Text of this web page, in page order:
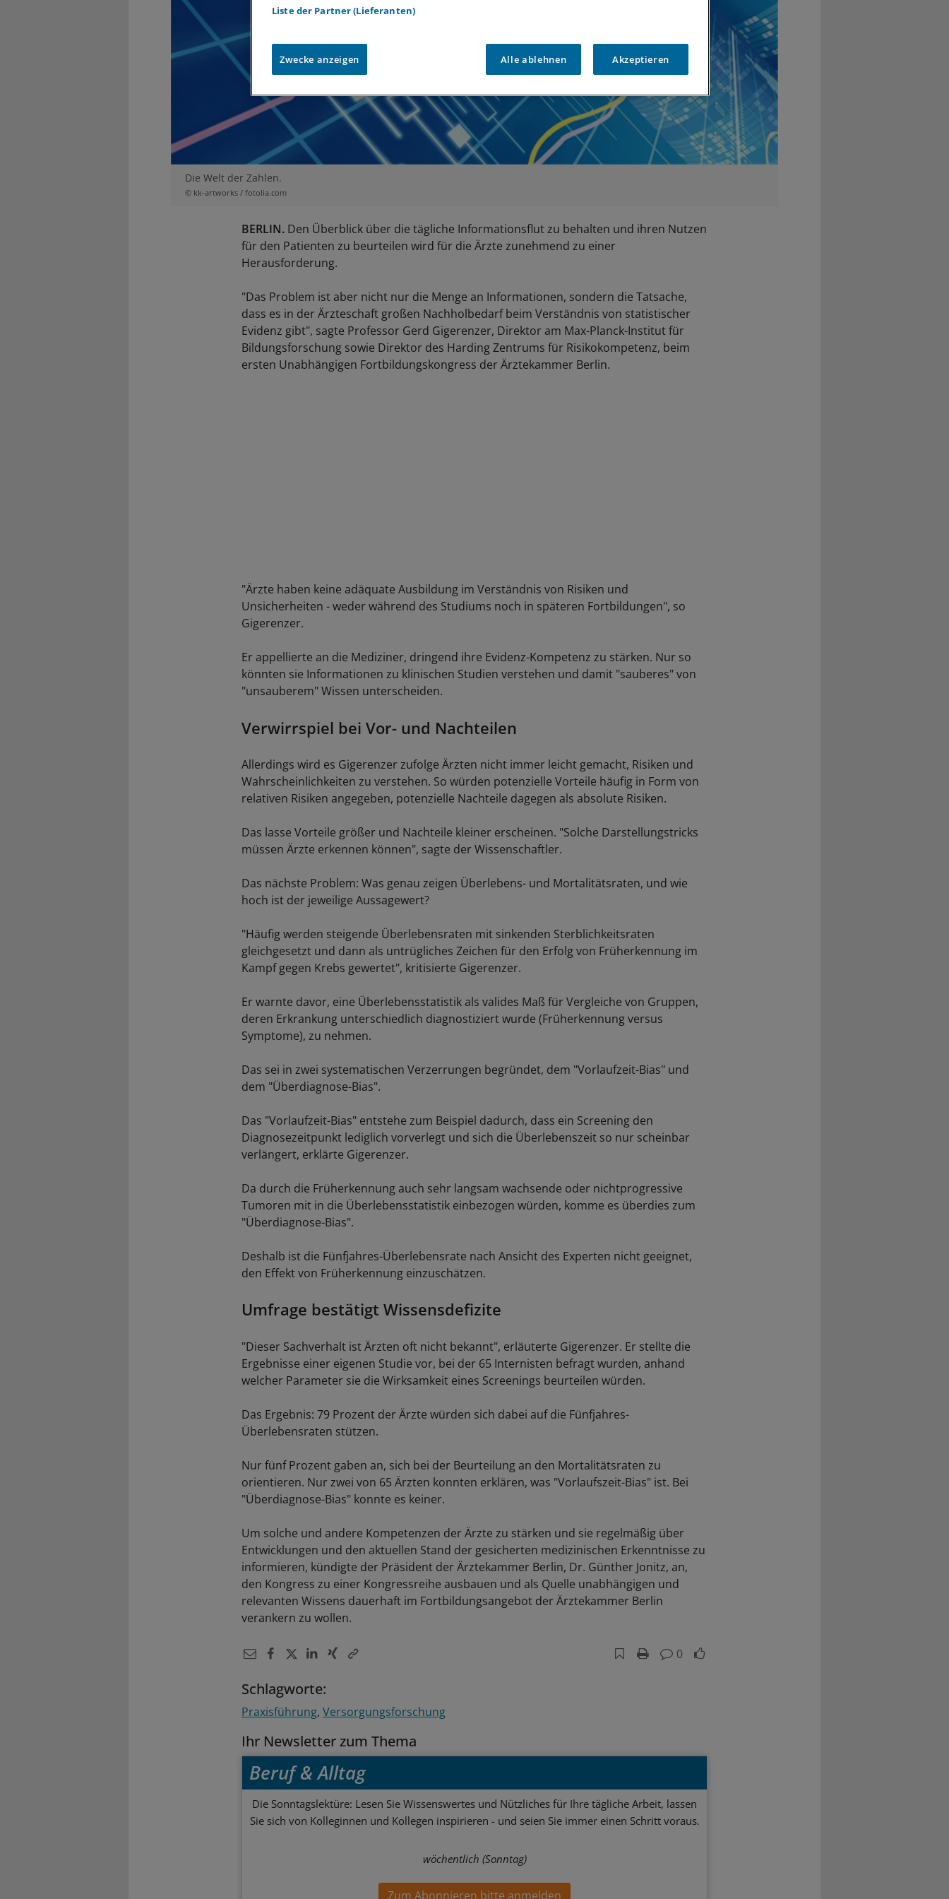
Die Welt der Zahlen.
© kk-artworks / fotolia.com
BERLIN. Den Überblick über die tägliche Informationsflut zu behalten und ihren Nutzen
für den Patienten zu beurteilen wird für die Ärzte zunehmend zu einer
Herausforderung.
"Das Problem ist aber nicht nur die Menge an Informationen, sondern die Tatsache,
dass es in der Ärzteschaft großen Nachholbedarf beim Verständnis von statistischer
Evidenz gibt", sagte Professor Gerd Gigerenzer, Direktor am Max-Planck-Institut für
Bildungsforschung sowie Direktor des Harding Zentrums für Risikokompetenz, beim
ersten Unabhängigen Fortbildungskongress der Ärztekammer Berlin.
"Ärzte haben keine adäquate Ausbildung im Verständnis von Risiken und
Unsicherheiten - weder während des Studiums noch in späteren Fortbildungen", so
Gigerenzer.
Er appellierte an die Mediziner, dringend ihre Evidenz-Kompetenz zu stärken. Nur so
könnten sie Informationen zu klinischen Studien verstehen und damit "sauberes" von
"unsauberem" Wissen unterscheiden.
Verwirrspiel bei Vor- und Nachteilen
Allerdings wird es Gigerenzer zufolge Ärzten nicht immer leicht gemacht, Risiken und
Wahrscheinlichkeiten zu verstehen. So würden potenzielle Vorteile häufig in Form von
relativen Risiken angegeben, potenzielle Nachteile dagegen als absolute Risiken.
Das lasse Vorteile größer und Nachteile kleiner erscheinen. "Solche Darstellungstricks
müssen Ärzte erkennen können", sagte der Wissenschaftler.
Das nächste Problem: Was genau zeigen Überlebens- und Mortalitätsraten, und wie
hoch ist der jeweilige Aussagewert?
"Häufig werden steigende Überlebensraten mit sinkenden Sterblichkeitsraten
gleichgesetzt und dann als untrügliches Zeichen für den Erfolg von Früherkennung im
Kampf gegen Krebs gewertet", kritisierte Gigerenzer.
Er warnte davor, eine Überlebensstatistik als valides Maß für Vergleiche von Gruppen,
deren Erkrankung unterschiedlich diagnostiziert wurde (Früherkennung versus
Symptome), zu nehmen.
Das sei in zwei systematischen Verzerrungen begründet, dem "Vorlaufzeit-Bias" und
dem "Überdiagnose-Bias".
Das "Vorlaufzeit-Bias" entstehe zum Beispiel dadurch, dass ein Screening den
Diagnosezeitpunkt lediglich vorverlegt und sich die Überlebenszeit so nur scheinbar
verlängert, erklärte Gigerenzer.
Da durch die Früherkennung auch sehr langsam wachsende oder nichtprogressive
Tumoren mit in die Überlebensstatistik einbezogen würden, komme es überdies zum
"Überdiagnose-Bias".
Deshalb ist die Fünfjahres-Überlebensrate nach Ansicht des Experten nicht geeignet,
den Effekt von Früherkennung einzuschätzen.
Umfrage bestätigt Wissensdefizite
"Dieser Sachverhalt ist Ärzten oft nicht bekannt", erläuterte Gigerenzer. Er stellte die
Ergebnisse einer eigenen Studie vor, bei der 65 Internisten befragt wurden, anhand
welcher Parameter sie die Wirksamkeit eines Screenings beurteilen würden.
Das Ergebnis: 79 Prozent der Ärzte würden sich dabei auf die Fünfjahres-
Überlebensraten stützen.
Nur fünf Prozent gaben an, sich bei der Beurteilung an den Mortalitätsraten zu
orientieren. Nur zwei von 65 Ärzten konnten erklären, was "Vorlaufszeit-Bias" ist. Bei
"Überdiagnose-Bias" konnte es keiner.
Um solche und andere Kompetenzen der Ärzte zu stärken und sie regelmäßig über
Entwicklungen und den aktuellen Stand der gesicherten medizinischen Erkenntnisse zu
informieren, kündigte der Präsident der Ärztekammer Berlin, Dr. Günther Jonitz, an,
den Kongress zu einer Kongressreihe ausbauen und als Quelle unabhängigen und
relevanten Wissens dauerhaft im Fortbildungsangebot der Ärztekammer Berlin
verankern zu wollen.
0
Schlagworte:
Praxisführung Versorgungsforschung
Ihr Newsletter zum Thema
Beruf & Alltag
Die Sonntagslektüre: Lesen Sie Wissenswertes und Nützliches für Ihre tägliche Arbeit, lassen
Sie sich von Kolleginnen und Kollegen inspirieren - und seien Sie immer einen Schritt voraus.
wöchentlich (Sonntag)
Zum Abonnieren bitte anmelden
Liste der Partner (Lieferanten)
Zwecke anzeigen Alle ablehnen Akzeptieren